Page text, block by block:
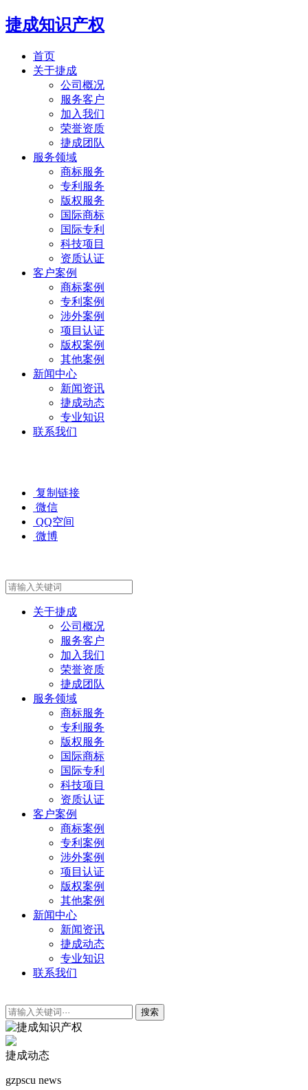
捷成知识产权
首页
关于捷成
公司概况
服务客户
加入我们
荣誉资质
捷成团队
服务领域
商标服务
专利服务
版权服务
国际商标
国际专利
科技项目
资质认证
客户案例
商标案例
专利案例
涉外案例
项目认证
版权案例
其他案例
新闻中心
新闻资讯
捷成动态
专业知识
联系我们
复制链接
微信
QQ空间
微博
关于捷成
公司概况
服务客户
加入我们
荣誉资质
捷成团队
服务领域
商标服务
专利服务
版权服务
国际商标
国际专利
科技项目
资质认证
客户案例
商标案例
专利案例
涉外案例
项目认证
版权案例
其他案例
新闻中心
新闻资讯
捷成动态
专业知识
联系我们
搜索
捷成动态
gzpscu news